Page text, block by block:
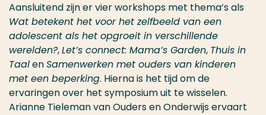
Aansluitend zijn er vier workshops met thema’s als
Wat betekent het voor het zelfbeeld van een
adolescent als het opgroeit in verschillende
werelden?,Let’s connect: Mama’s Garden, Thuis in
TaalenSamenwerken met ouders van kinderen
met een beperking. Hierna is het tijd om de
ervaringen over het symposium uit te wisselen.
Arianne Tieleman van Ouders en Onderwijs ervaart